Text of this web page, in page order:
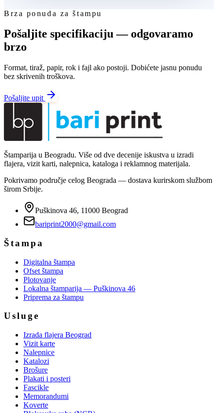
Brza ponuda za štampu
Pošaljite specifikaciju — odgovaramo
brzo
Format, tiraž, papir, rok i fajl ako postoji. Dobićete jasnu ponudu
bez skrivenih troškova.
Pošaljite upit
Štamparija u Beogradu. Više od dve decenije iskustva u izradi
flajera, vizit karti, nalepnica, kataloga i reklamnog materijala.
Pokrivamo područje celog Beograda — dostava kurirskom službom
širom Srbije.
Puškinova 46, 11000 Beograd
bariprint2000@gmail.com
Štampa
Digitalna štampa
Ofset štampa
Plotovanje
Lokalna štamparija — Puškinova 46
Priprema za štampu
Usluge
Izrada flajera Beograd
Vizit karte
Nalepnice
Katalozi
Brošure
Plakati i posteri
Fascikle
Memorandumi
Koverte